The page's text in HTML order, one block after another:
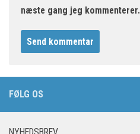
næste gang jeg kommenterer.
FØLG OS